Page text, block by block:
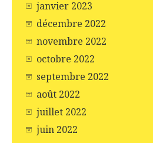
janvier 2023
décembre 2022
novembre 2022
octobre 2022
septembre 2022
août 2022
juillet 2022
juin 2022